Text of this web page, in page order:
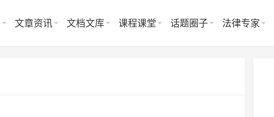
文章资讯 文档文库 课程课堂 话题圈子 法律专家